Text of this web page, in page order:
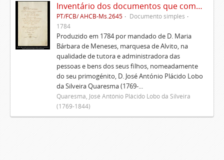
Inventário dos documentos que compõem o cartório da Casa de Alvito
PT/FCB/ AHCB-Ms.2645
Documento simples
1784
Produzido em 1784 por mandado de D. Maria
Bárbara de Meneses, marquesa de Alvito, na
qualidade de tutora e administradora das
pessoas e bens dos seus filhos, nomeadamente
do seu primogénito, D. José António Plácido Lobo
da Silveira Quaresma (1769-...
Quaresma, José António Plácido Lobo da Silveira
(1769-1844)